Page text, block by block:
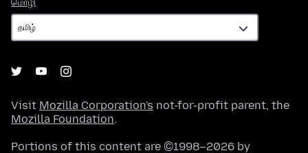
மொழி
Visit Mozilla Corporation's not-for-profit parent, the
Mozilla Foundation.
Portions of this content are ©1998–2026 by